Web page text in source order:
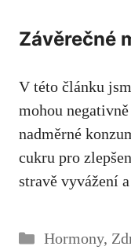
Závěrečné
V této článku
mohou
nadměrné
cukru pro
stravě vyvážení
Rubriky
Hormony,